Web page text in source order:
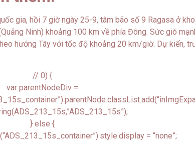
gia, hồi 7 giờ ngày 25-9, tâm bão số 9 Ragasa ở
Ninh) khoảng 100 km về phía Đông. Sức gió
hướng Tây với tốc độ khoảng 20 km/giờ. Dự kiến,
// 0) {
var parentNodeDiv =
} else {
= “none”;